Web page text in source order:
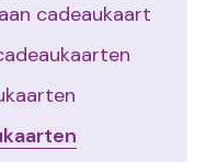
cadeaukaart